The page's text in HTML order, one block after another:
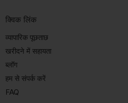
क्विक लिंक
व्यापारिक पूछताछ
खरीदने में सहायता
ब्लॉग
हम से संपर्क करें
FAQ